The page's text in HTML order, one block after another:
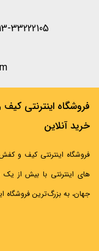
09119345388 09357505566
فروشگاه اینترنتی
خرید آنلاین
فروشگاه اینترنتی کیف و
های اینترنتی با بیش از یک
جهان، به بزرگ‌ترین فروشگاه